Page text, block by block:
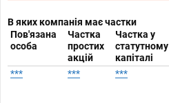
В яких компанія має частки
Пов'язана
особа
Частка
простих
акцій
Частка у
статутному
капіталі
*** *** ***